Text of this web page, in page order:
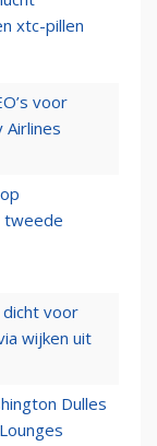
xtc-pillen
voor
Airlines
tweede
dicht voor
wijken uit
Dulles